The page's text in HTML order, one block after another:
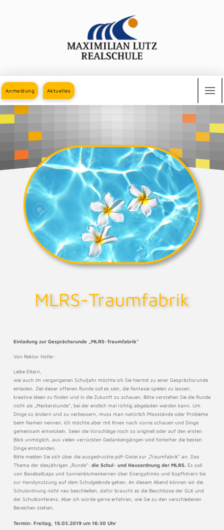
Anmeldung Aktuelles
MLRS-Traumfabrik
Einladung zur Gesprächsrunde „MLRS-Traumfabrik“
Von Rektor Hofer:
Liebe Eltern,
wie auch im vergangenen Schuljahr möchte ich Sie hiermit zu einer Gesprächsrunde
einladen. Ziel dieser offenen Runde soll es sein, die Fantasie spielen zu lassen,
kreative Ideen zu finden und in die Zukunft zu schauen. Bitte verstehen Sie die Runde
nicht als „Meckerstunde“, bei der endlich mal richtig abgeladen werden kann. Um
Dinge zu ändern und zu verbessern, muss man natürlich Missstände oder Probleme
beim Namen nennen. Ich möchte aber mit Ihnen nach vorne schauen und Dinge
gemeinsam entwickeln. Seien die Vorschläge noch so originell oder auf den ersten
Blick unmöglich, aus vielen verrückten Gedankengängen sind hinterher die besten
Dinge entstanden.
Bitte melden Sie sich über die ausgedruckte pdf-Datei zur „Traumfabrik“ an. Das
Thema der diesjährigen „Runde“: die Schul- und Hausordnung der MLRS. Es soll
von Baseballcaps und Sonnenblumenkernen über Energydrinks und Kopfhörern bis
zur Handynutzung auf dem Schulgelände gehen. An diesem Abend können wir die
Schulordnung nicht neu beschließen, dafür braucht es die Beschlüsse der GLK und
der Schulkonferenz. Aber ich würde gerne erfahren, wie Sie zu den verschiedenen
Bereichen stehen.
Termin: Freitag, 15.03.2019 um 16:30 Uhr